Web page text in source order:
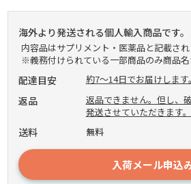
海外より発送される個人輸入商品です。
内容品はサプリメント・医薬品と記載され
※義務付けられている一部商品のみ商品名
配達目安 約7～14日でお届けします。
返品
返品できません。但し、
発送させていただきます。
送料 無料
入荷メール申込